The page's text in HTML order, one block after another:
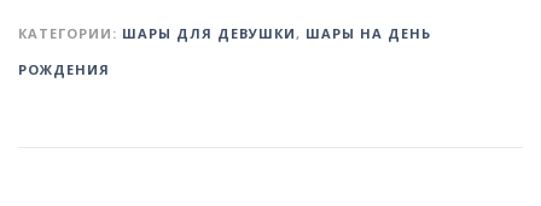
КАТЕГОРИИ: ШАРЫ ДЛЯ ДЕВУШКИ, ШАРЫ НА ДЕНЬ
РОЖДЕНИЯ